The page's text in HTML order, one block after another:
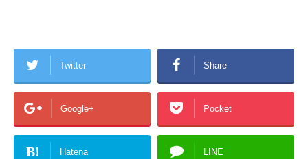
Twitter Share
Google+ Pocket
B! Hatena LINE